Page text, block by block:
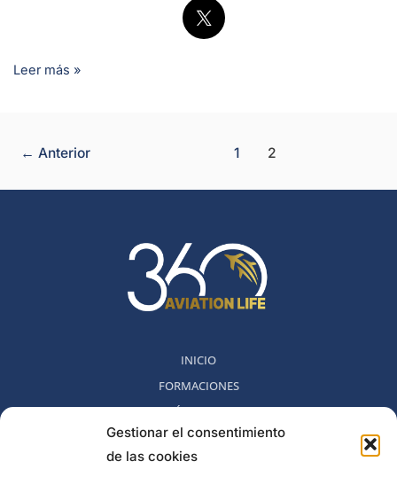
Gestionar el consentimiento
de las cookies
Leer más »
← Anterior 1 2
INICIO
FORMACIONES
MÉTODO 360
COMUNIDAD
NOSOTROS